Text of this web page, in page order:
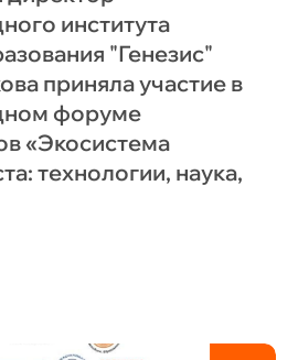
института
"Генезис"
приняла участие в
форуме
«Экосистема
технологии, наука,